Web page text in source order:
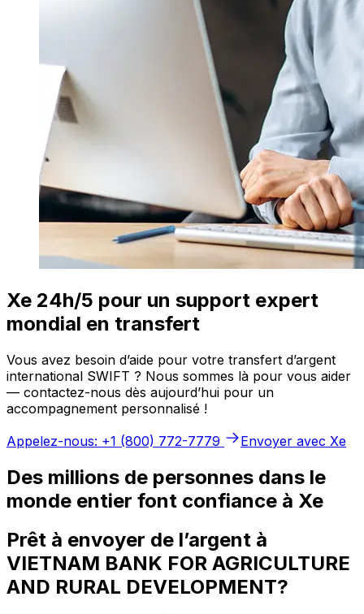
Xe 24h/5 pour un support expert
mondial en transfert
Vous avez besoin d’aide pour votre transfert d’argent
international SWIFT ? Nous sommes là pour vous aider
— contactez-nous dès aujourd’hui pour un
accompagnement personnalisé !
Appelez-nous: +1 (800) 772-7779
Envoyer avec Xe
Des millions de personnes dans le
monde entier font confiance à Xe
Prêt à envoyer de l’argent à
VIETNAM BANK FOR AGRICULTURE
AND RURAL DEVELOPMENT?